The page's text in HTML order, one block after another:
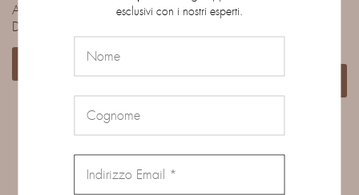
ANELLO CON RUBINO E
DIAMANTI TAGLIO FANTASIA
Leggi tutto
ANELLO CON RUBINO E
Leggi tutto
esclusivi con i nostri esperti.